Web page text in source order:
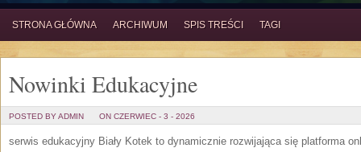
STRONA GŁÓWNA ARCHIWUM SPIS TREŚCI TAGI
Nowinki Edukacyjne
POSTED BY ADMIN ON CZERWIEC - 3 - 2026
serwis edukacyjny Biały Kotek to dynamicznie rozwijająca się platforma